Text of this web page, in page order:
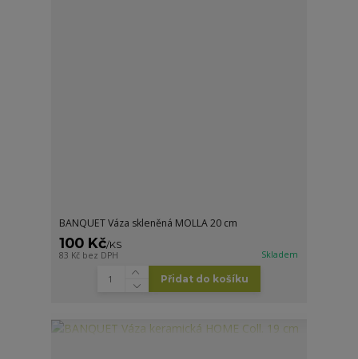
BANQUET Váza skleněná MOLLA 20 cm
100 Kč/KS
83 Kč bez DPH Skladem
Přidat do košíku